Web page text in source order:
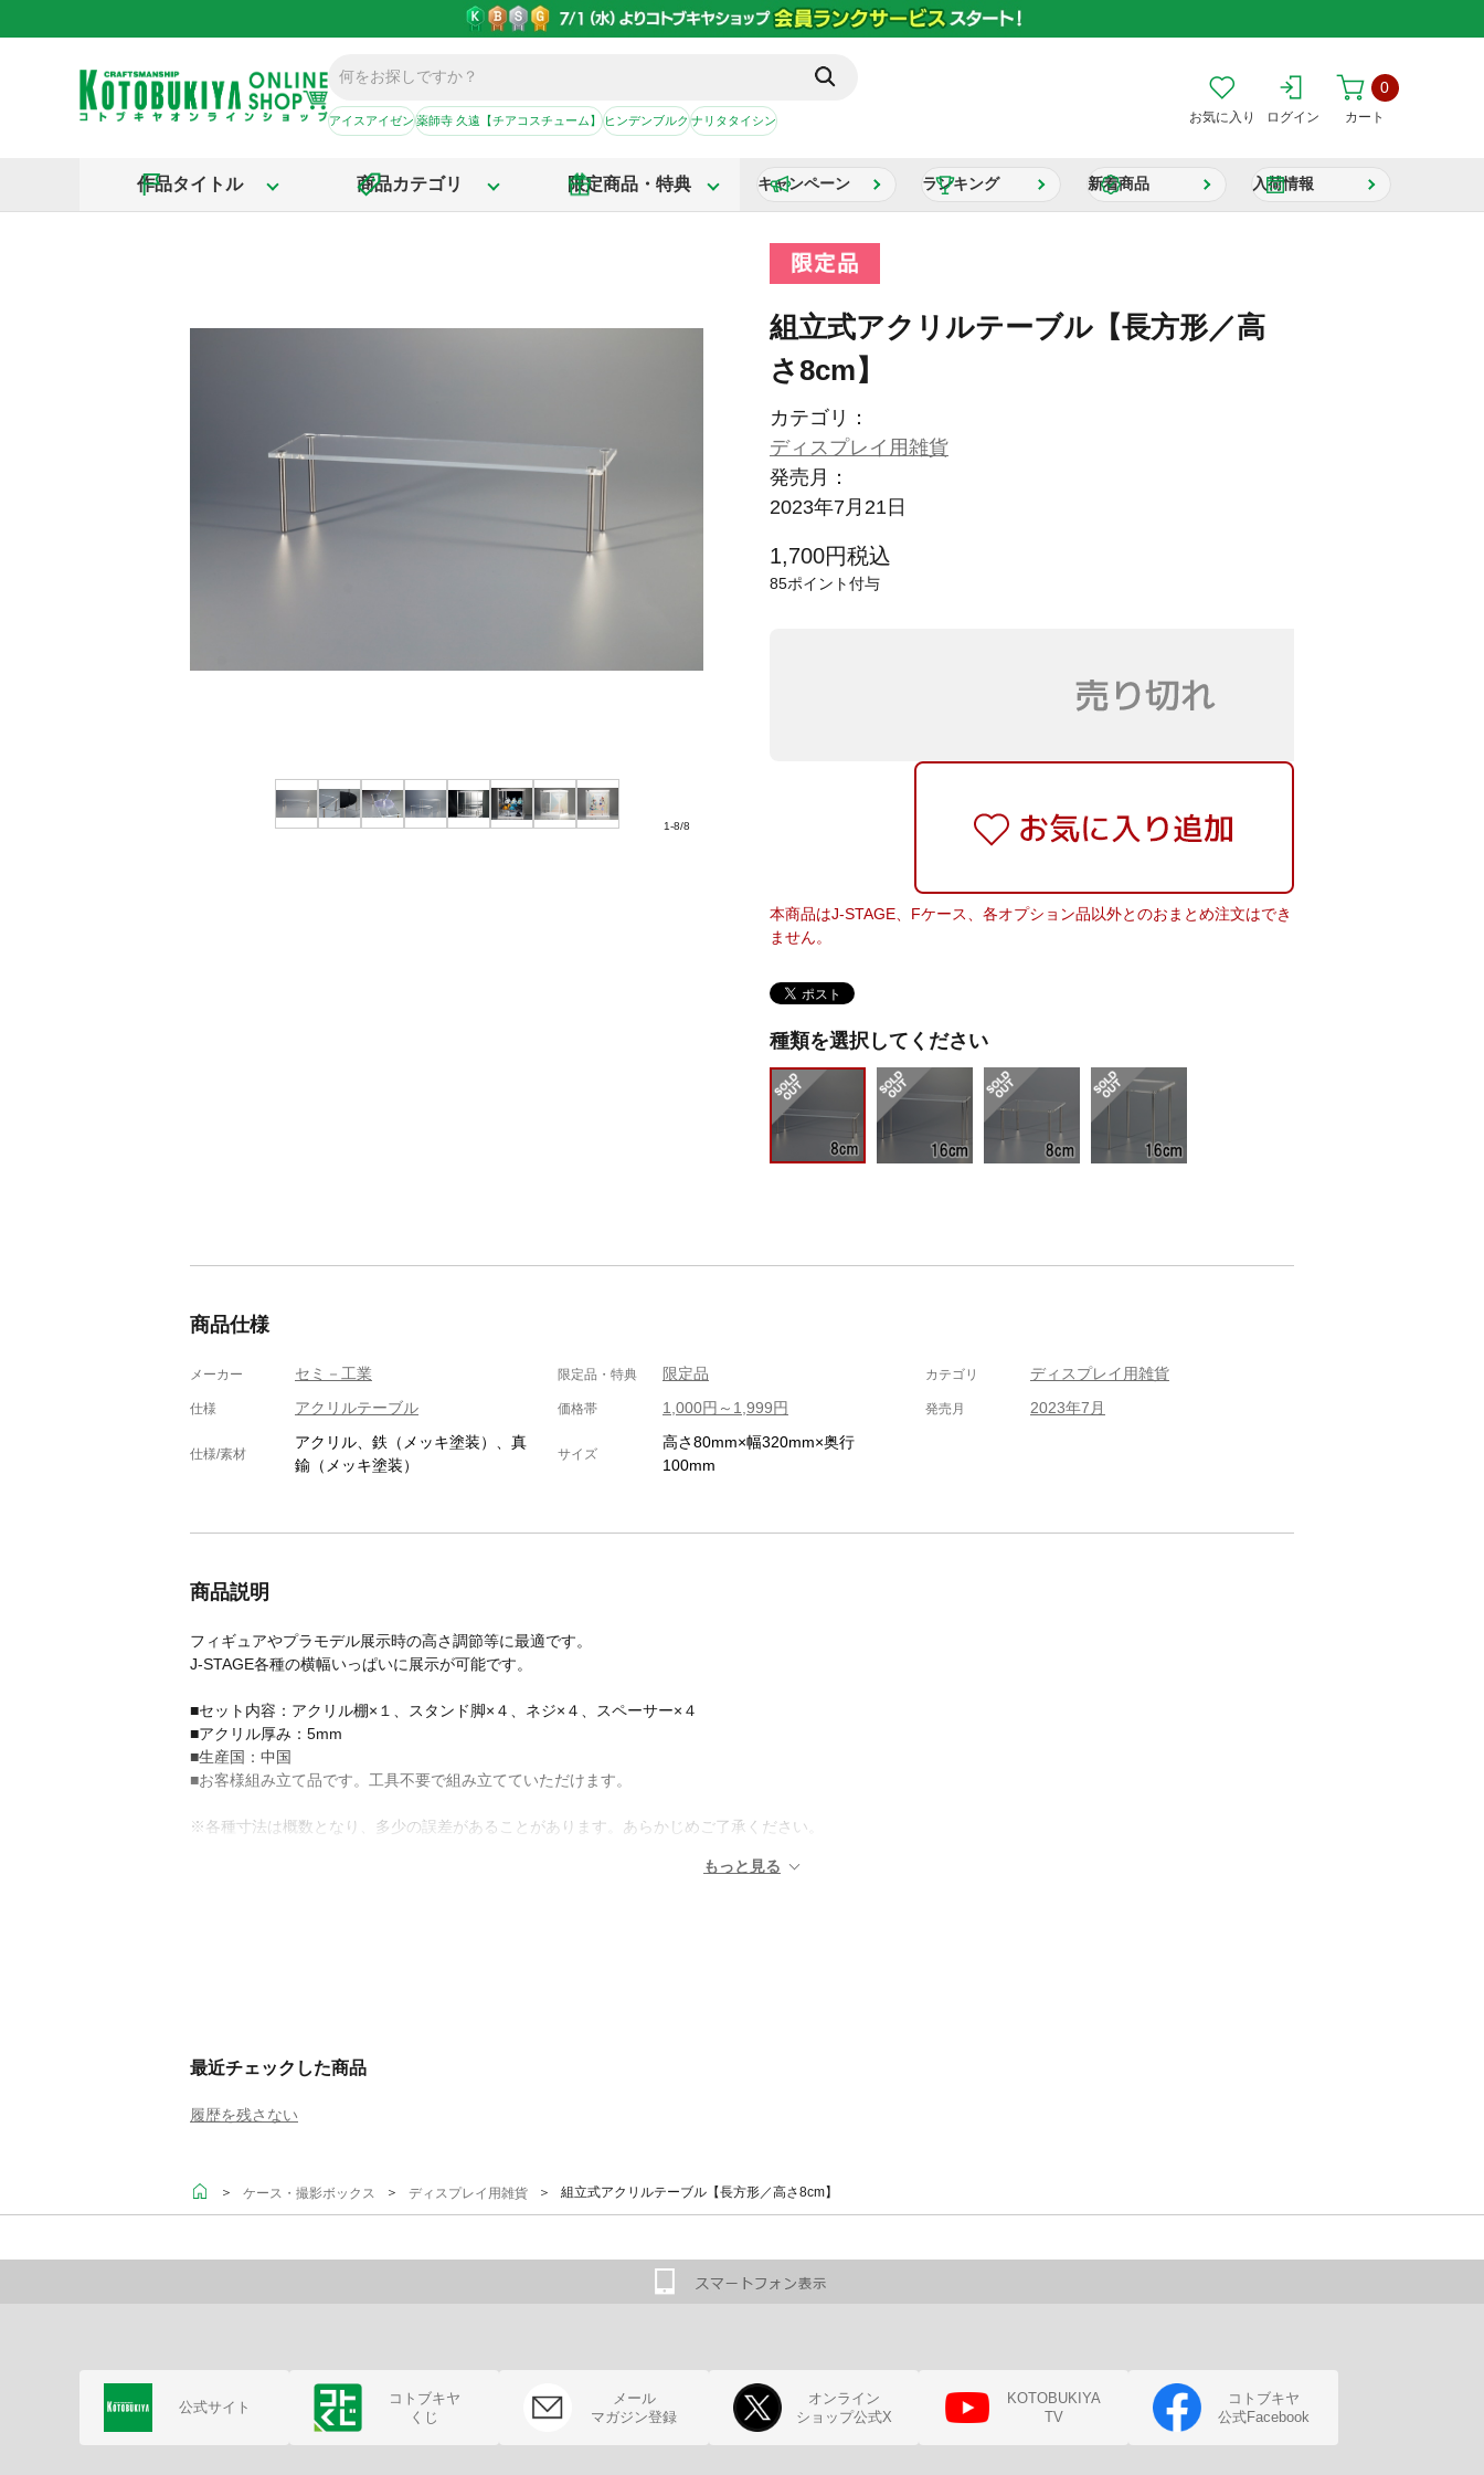
アイスアイゼン薬師寺 久遠【チアコスチューム】ヒンデンブルクナリタタイシン お気に入り ログイン カート
0
作品タイトル 商品カテゴリ 限定商品・特典 キャンペーン ランキング 新着商品 入荷情報
1-8/8
組立式アクリルテーブル【長方形／高
さ8cm】
カテゴリ：
ディスプレイ用雑貨
発売月：
2023年7月21日
1,700円税込
85ポイント付与
本商品はJ-STAGE、Fケース、各オプション品以外とのおまとめ注文はでき
ません。
種類を選択してください
商品仕様
メーカー セミ－工業 限定品・特典 限定品 カテゴリ ディスプレイ用雑貨
仕様 アクリルテーブル 価格帯 1,000円～1,999円 発売月 2023年7月
仕様/素材
アクリル、鉄（メッキ塗装）、真
鍮（メッキ塗装）
サイズ
高さ80mm×幅320mm×奥行
100mm
商品説明
フィギュアやプラモデル展示時の高さ調節等に最適です。
J-STAGE各種の横幅いっぱいに展示が可能です。
■セット内容：アクリル棚×１、スタンド脚×４、ネジ×４、スペーサー×４
■アクリル厚み：5mm
■生産国：中国
■お客様組み立て品です。工具不要で組み立てていただけます。
※各種寸法は概数となり、多少の誤差があることがあります。あらかじめご了承ください。
最近チェックした商品
履歴を残さない
＞ ケース・撮影ボックス ＞ ディスプレイ用雑貨 ＞ 組立式アクリルテーブル【長方形／高さ8cm】
公式サイト
コトブキヤ
くじ
メール
マガジン登録
オンライン
ショップ公式X
KOTOBUKIYA
TV
コトブキヤ
公式Facebook